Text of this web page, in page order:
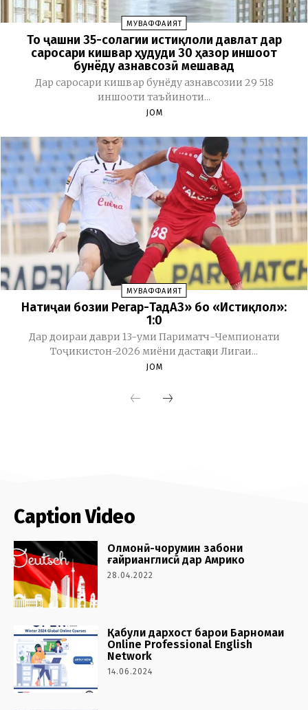
Caption Video
Олмонӣ-чорумин забони
ғайрианглисӣ дар Амрико
28.04.2022
Қабули дархост барои Барномаи
Online Professional English
Network
14.06.2024